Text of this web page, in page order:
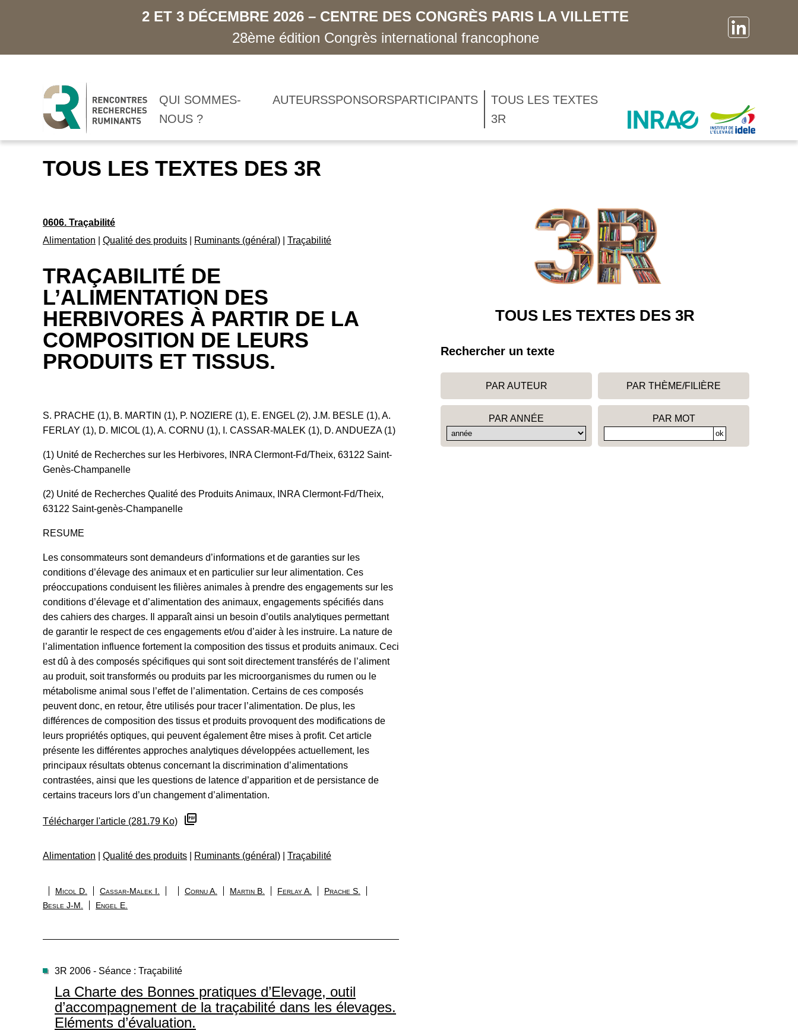
2 ET 3 DÉCEMBRE 2026 – CENTRE DES CONGRÈS PARIS LA VILLETTE
28ème édition Congrès international francophone
QUI SOMMES-
NOUS ?
AUTEURSSPONSORSPARTICIPANTS
TOUS LES TEXTES
3R
TOUS LES TEXTES DES 3R
0606. Traçabilité
Alimentation
Qualité des produits Ruminants (général) Traçabilité
TRAÇABILITÉ DE
L’ALIMENTATION DES
HERBIVORES À PARTIR DE LA
COMPOSITION DE LEURS
PRODUITS ET TISSUS.
S. PRACHE (1), B. MARTIN (1), P. NOZIERE (1), E. ENGEL (2), J.M. BESLE (1), A.
FERLAY (1), D. MICOL (1), A. CORNU (1), I. CASSAR-MALEK (1), D. ANDUEZA (1)
(1) Unité de Recherches sur les Herbivores, INRA Clermont-Fd/Theix, 63122 Saint-
Genès-Champanelle
(2) Unité de Recherches Qualité des Produits Animaux, INRA Clermont-Fd/Theix,
63122 Saint-genès-Champanelle
RESUME
Les consommateurs sont demandeurs d’informations et de garanties sur les
conditions d’élevage des animaux et en particulier sur leur alimentation. Ces
préoccupations conduisent les filières animales à prendre des engagements sur les
conditions d’élevage et d’alimentation des animaux, engagements spécifiés dans
des cahiers des charges. Il apparaît ainsi un besoin d’outils analytiques permettant
de garantir le respect de ces engagements et/ou d’aider à les instruire. La nature de
l’alimentation influence fortement la composition des tissus et produits animaux. Ceci
est dû à des composés spécifiques qui sont soit directement transférés de l’aliment
au produit, soit transformés ou produits par les microorganismes du rumen ou le
métabolisme animal sous l’effet de l’alimentation. Certains de ces composés
peuvent donc, en retour, être utilisés pour tracer l’alimentation. De plus, les
différences de composition des tissus et produits provoquent des modifications de
leurs propriétés optiques, qui peuvent également être mises à profit. Cet article
présente les différentes approches analytiques développées actuellement, les
principaux résultats obtenus concernant la discrimination d’alimentations
contrastées, ainsi que les questions de latence d’apparition et de persistance de
certains traceurs lors d’un changement d’alimentation.
Télécharger l'article (281.79 Ko)
Alimentation Qualité des produits Ruminants (général) Traçabilité
Micol D. Cassar-Malek I. Cornu A. Martin B. Ferlay A.
Prache S.
Besle J-M.
Engel E.
TOUS LES TEXTES DES 3R
Rechercher un texte
PAR AUTEUR PAR THÈME/FILIÈRE
PAR ANNÉE PAR MOT
3R 2006 - Séance : Traçabilité
La Charte des Bonnes pratiques d’Elevage, outil
d’accompagnement de la traçabilité dans les élevages.
Eléments d’évaluation.